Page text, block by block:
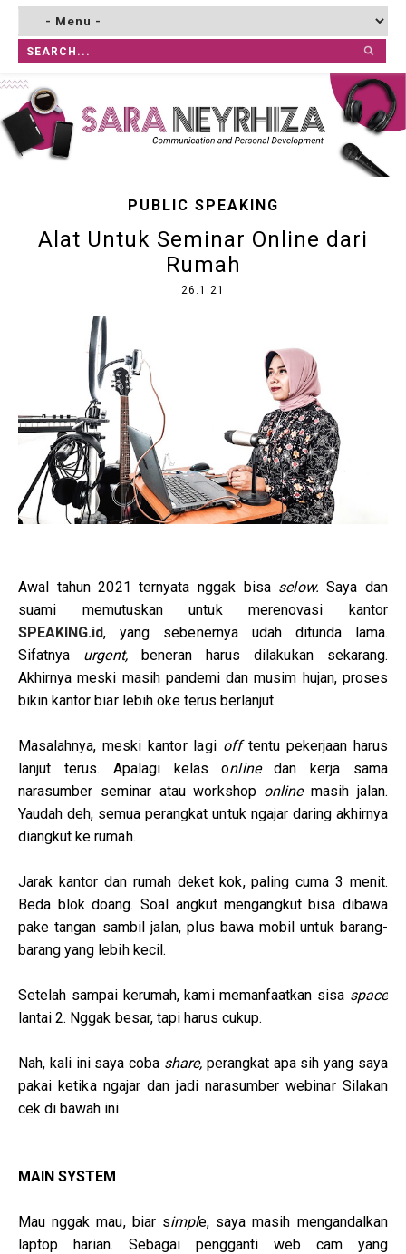
PUBLIC SPEAKING
Alat Untuk Seminar Online dari
Rumah
26.1.21
Awal tahun 2021 ternyata nggak bisaselow. Saya dan
suami memutuskan untuk merenovasi kantor
SPEAKING.id, yang sebenernya udah ditunda lama.
Sifatnya urgent, beneran harus dilakukan sekarang.
Akhirnya meski masih pandemi dan musim hujan, proses
bikin kantor biar lebih oke terus berlanjut.
Masalahnya, meski kantor lagi off tentu pekerjaan harus
lanjut terus. Apalagi kelas onlinedan kerja sama
narasumber seminar atau workshop onlinemasih jalan.
Yaudah deh, semua perangkat untuk ngajar daring akhirnya
diangkut ke rumah.
Jarak kantor dan rumah deket kok, paling cuma 3 menit.
Beda blok doang. Soal angkut mengangkut bisa dibawa
pake tangan sambil jalan, plus bawa mobil untuk barang-
barang yang lebih kecil.
Setelah sampai kerumah, kami memanfaatkan sisa space
lantai 2. Nggak besar, tapi harus cukup.
Nah, kali ini saya coba share, perangkat apa sih yang saya
pakai ketika ngajar dan jadi narasumber webinar Silakan
cek di bawah ini.
MAIN SYSTEM
Mau nggak mau, biar simple, saya masih mengandalkan
laptop harian. Sebagai pengganti web cam yang